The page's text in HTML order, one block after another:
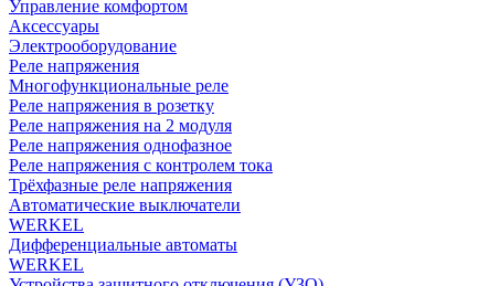
Управление комфортом
Аксессуары
Электрооборудование
Реле напряжения
Многофункциональные реле
Реле напряжения в розетку
Реле напряжения на 2 модуля
Реле напряжения однофазное
Реле напряжения с контролем тока
Трёхфазные реле напряжения
Автоматические выключатели
WERKEL
Дифференциальные автоматы
WERKEL